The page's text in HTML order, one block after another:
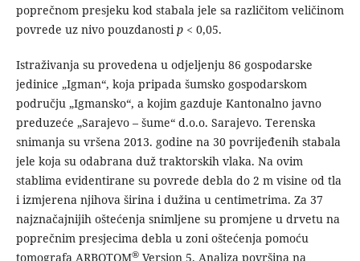
poprečnom presjeku kod stabala jele sa različitom veličinom
povrede uz nivo pouzdanostip< 0,05.
Istraživanja su provedena u odjeljenju 86 gospodarske
jedinice „Igman“, koja pripada šumsko gospodarskom
području „Igmansko“, a kojim gazduje Kantonalno javno
preduzeće „Sarajevo – šume“ d.o.o. Sarajevo. Terenska
snimanja su vršena 2013. godine na 30 povrijeđenih stabala
jele koja su odabrana duž traktorskih vlaka. Na ovim
stablima evidentirane su povrede debla do 2 m visine od tla
i izmjerena njihova širina i dužina u centimetrima. Za 37
najznačajnijih oštećenja snimljene su promjene u drvetu na
poprečnim presjecima debla u zoni oštećenja pomoću
tomografa ARBOTOM®Version 5. Analiza površina na